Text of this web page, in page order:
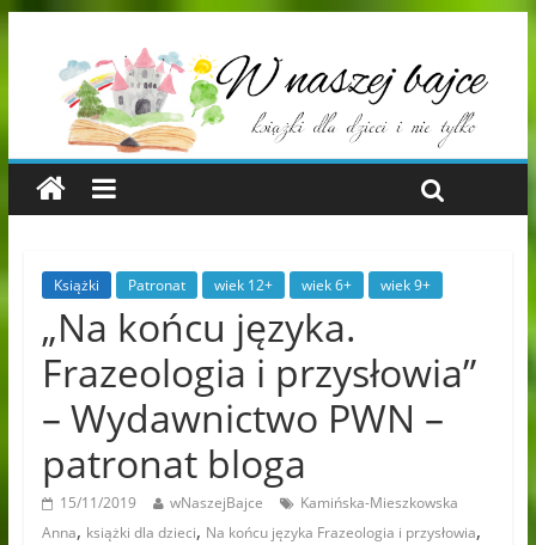
Książki Patronat wiek 12+ wiek 6+ wiek 9+
„Na końcu języka.
Frazeologia i przysłowia”
– Wydawnictwo PWN –
patronat bloga
15/11/2019 wNaszejBajce
Kamińska-Mieszkowska
Anna, książki dla dzieci, Na końcu języka Frazeologia i przysłowia,